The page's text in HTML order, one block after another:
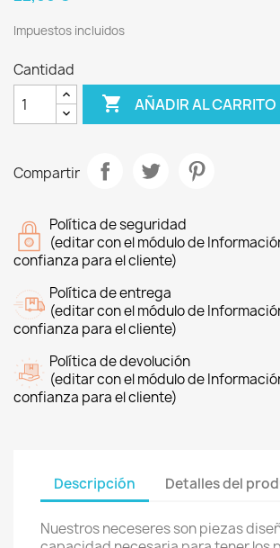
Impuestos incluidos
Cantidad
 AÑADIR AL CARRITO
Compartir
Política de seguridad
(editar con el módulo de
confianza para el cliente)
Política de entrega
(editar con el módulo de
confianza para el cliente)
Política de devolución
(editar con el módulo de
confianza para el cliente)
Descripción Detalles del
Nuestros neceseres son piezas